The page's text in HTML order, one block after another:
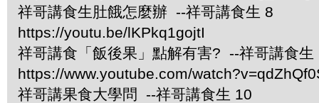
祥哥講食生肚餓怎麼辦 --祥哥講食生 8
https://youtu.be/lKPkq1gojtI
祥哥講食「飯後果」點解有害? --祥哥講食生
https://www.youtube.com/
祥哥講果食大學問 --祥哥講食生 10